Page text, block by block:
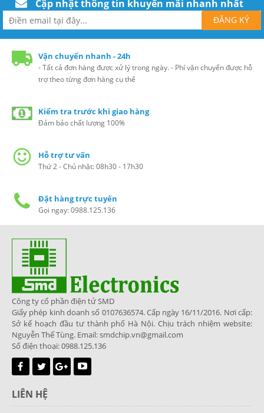
Cập nhật thông tin khuyến mãi nhanh nhất
Vận chuyển nhanh - 24h
- Tất cả đơn hàng được xử lý trong ngày. - Phí vận chuyển được hỗ
trợ theo từng đơn hàng cụ thể
Kiểm tra trước khi giao hàng
Đảm bảo chất lượng 100%
Hỗ trợ tư vấn
Thứ 2 - Chủ nhật: 08h30 - 17h30
Đặt hàng trực tuyến
Gọi ngay: 0988.125.136
Công ty cổ phần điện tử SMD
Giấy phép kinh doanh số 0107636574. Cấp ngày 16/11/2016. Nơi cấp:
Sở kế hoạch đầu tư thành phố Hà Nội. Chịu trách nhiệm website:
Nguyễn Thế Tùng. Email: smdchip.vn@gmail.com
Số điện thoại: 0988.125.136
LIÊN HỆ